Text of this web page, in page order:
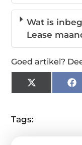
Wat is
Lease
Goed artikel?
X
(Twitter)
Tags: